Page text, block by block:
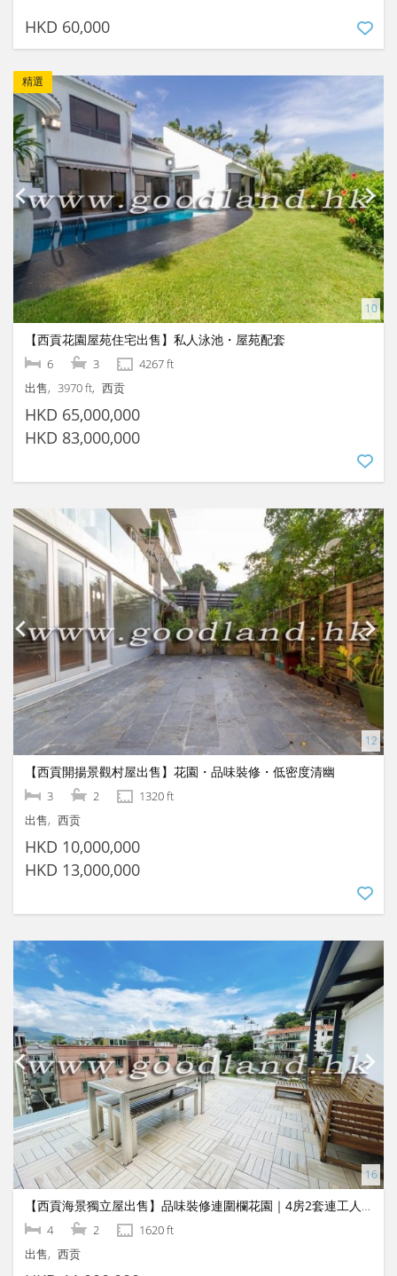
HKD 60,000
精選
【西貢花園屋苑住宅出售】私人泳池・屋苑配套
6 3
4267 ft
出售
3970 ft 西贡
HKD 65,000,000
HKD 83,000,000
【西貢開揚景觀村屋出售】花園・品味裝修・低密度清幽
3 2
1320 ft
出售
西贡
HKD 10,000,000
HKD 13,000,000
【西貢海景獨立屋出售】品味裝修連圍欄花園｜4房2套連工人房
4 2
1620 ft
出售
西贡